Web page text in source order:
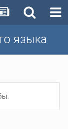
языка